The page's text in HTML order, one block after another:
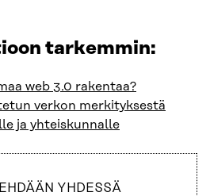
tarkemmin:
web 3.0 rakentaa?
verkon merkityksestä
ja yhteiskunnalle
YHDESSÄ